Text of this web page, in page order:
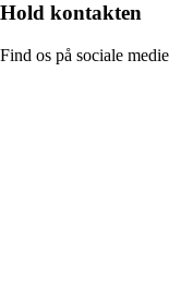
Hold kontakten
Find os på sociale